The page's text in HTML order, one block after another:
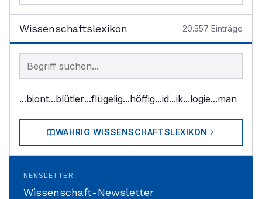
Wissenschaftslexikon 20.557 Einträge
Begriff im Lexikon suchen
...biont...blütler...flügelig...höffig...id...ik...logie...man
WAHRIG WISSENSCHAFTSLEXIKON
NEWSLETTER
Wissenschaft-Newsletter